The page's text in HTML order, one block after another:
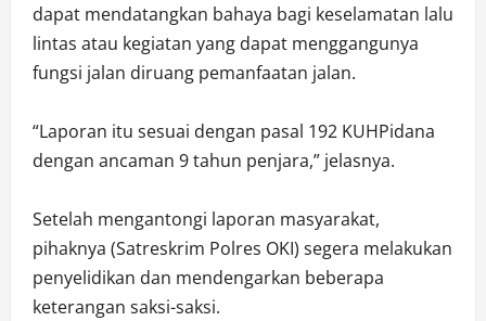
dapat mendatangkan bahaya bagi keselamatan lalu
lintas atau kegiatan yang dapat menggangunya
fungsi jalan diruang pemanfaatan jalan.
“Laporan itu sesuai dengan pasal 192 KUHPidana
dengan ancaman 9 tahun penjara,” jelasnya.
Setelah mengantongi laporan masyarakat,
pihaknya (Satreskrim Polres OKI) segera melakukan
penyelidikan dan mendengarkan beberapa
keterangan saksi-saksi.